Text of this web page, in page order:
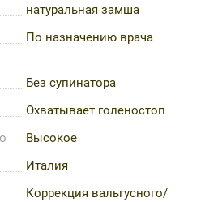
натуральная замша
По назначению врача
Без супинатора
Охватывает голеностоп
Высокое
Италия
Коррекция вальгусного/